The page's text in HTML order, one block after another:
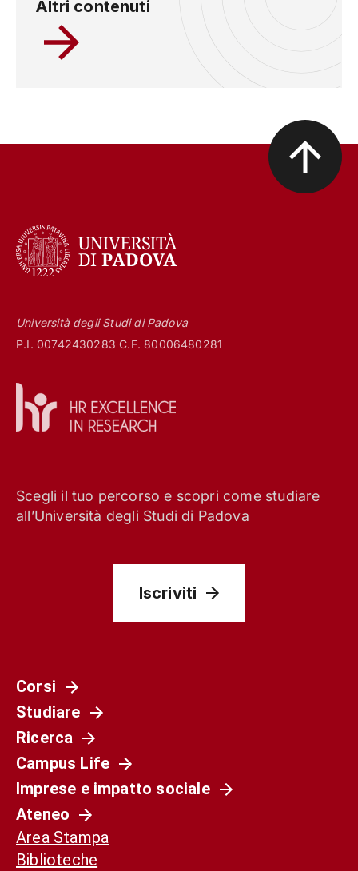
Altri contenuti
Università degli Studi di Padova
P.I. 00742430283 C.F. 80006480281
Scegli il tuo percorso e scopri come studiare
all’Università degli Studi di Padova
Iscriviti
Corsi
Studiare
Ricerca
Campus Life
Imprese e impatto sociale
Ateneo
Area Stampa
Biblioteche